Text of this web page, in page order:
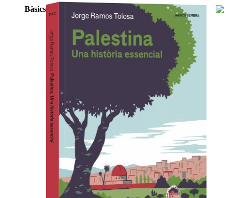
Bàsics